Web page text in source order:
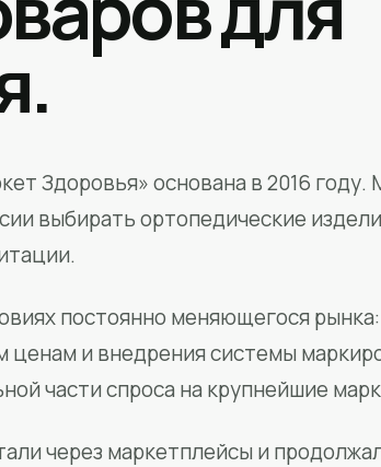
Здоровья» основана в 2016 году.
выбирать ортопедические
постоянно меняющегося
ценам и внедрения системы
части спроса на крупнейшие
через маркетплейсы и